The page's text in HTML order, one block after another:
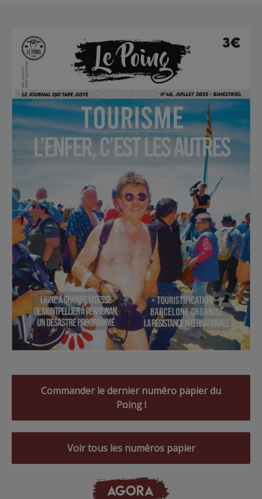
Commander le dernier numéro papier du
Poing !
Voir tous les numéros papier
AGORA